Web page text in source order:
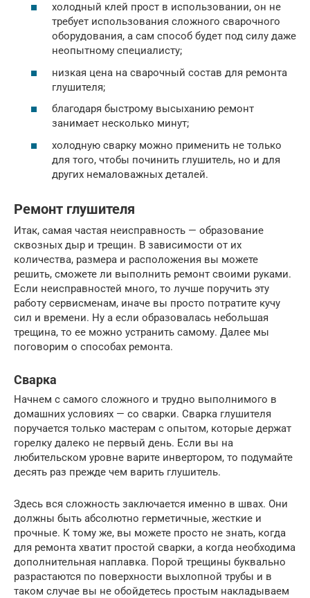
холодный клей прост в использовании, он не
требует использования сложного сварочного
оборудования, а сам способ будет под силу даже
неопытному специалисту;
низкая цена на сварочный состав для ремонта
глушителя;
благодаря быстрому высыханию ремонт
занимает несколько минут;
холодную сварку можно применить не только
для того, чтобы починить глушитель, но и для
других немаловажных деталей.
Ремонт глушителя
Итак, самая частая неисправность — образование
сквозных дыр и трещин. В зависимости от их
количества, размера и расположения вы можете
решить, сможете ли выполнить ремонт своими руками.
Если неисправностей много, то лучше поручить эту
работу сервисменам, иначе вы просто потратите кучу
сил и времени. Ну а если образовалась небольшая
трещина, то ее можно устранить самому. Далее мы
поговорим о способах ремонта.
Сварка
Начнем с самого сложного и трудно выполнимого в
домашних условиях — со сварки. Сварка глушителя
поручается только мастерам с опытом, которые держат
горелку далеко не первый день. Если вы на
любительском уровне варите инвертором, то подумайте
десять раз прежде чем варить глушитель.
Здесь вся сложность заключается именно в швах. Они
должны быть абсолютно герметичные, жесткие и
прочные. К тому же, вы можете просто не знать, когда
для ремонта хватит простой сварки, а когда необходима
дополнительная наплавка. Порой трещины буквально
разрастаются по поверхности выхлопной трубы и в
таком случае вы не обойдетесь простым накладываем